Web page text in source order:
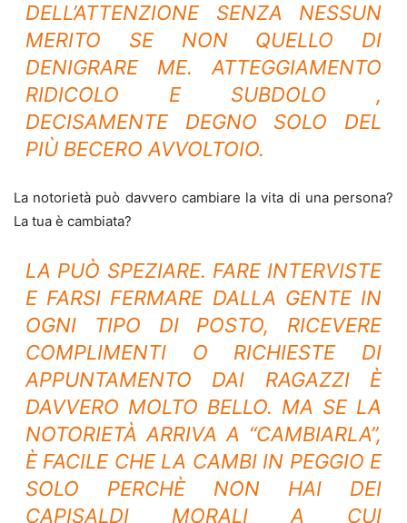
DELL’ATTENZIONE SENZA NESSUN
MERITO SE NON QUELLO DI
DENIGRARE ME. ATTEGGIAMENTO
RIDICOLO E SUBDOLO ,
DECISAMENTE DEGNO SOLO DEL
PIÙ BECERO AVVOLTOIO.
La notorietà può davvero cambiare la vita di una persona?
La tua è cambiata?
LA PUÒ SPEZIARE. FARE INTERVISTE
E FARSI FERMARE DALLA GENTE IN
OGNI TIPO DI POSTO, RICEVERE
COMPLIMENTI O RICHIESTE DI
APPUNTAMENTO DAI RAGAZZI È
DAVVERO MOLTO BELLO. MA SE LA
NOTORIETÀ ARRIVA A “CAMBIARLA”,
È FACILE CHE LA CAMBI IN PEGGIO E
SOLO PERCHÈ NON HAI DEI
CAPISALDI MORALI A CUI